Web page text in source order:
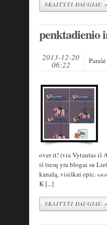
SKAITYTI DAUGIAU »
penktadienio
2013-12-20
06:22 Parašė
over it! (via Vytautas iš
iš tiesų yra blogai su
kanalą, visiškai epic.
K [...]
SKAITYTI DAUGIAU »